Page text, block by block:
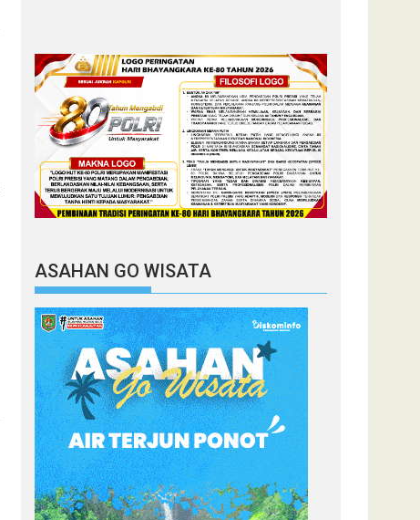
ASAHAN GO WISATA